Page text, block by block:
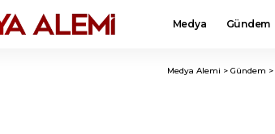
Medya Gündem
Medya Alemi > Gündem >